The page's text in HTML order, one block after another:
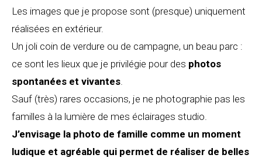
Les images que je propose sont (presque) uniquement
réalisées en extérieur.
Un joli coin de verdure ou de campagne, un beau parc :
ce sont les lieux que je privilégie pour des photos
spontanées et vivantes
Sauf (très) rares occasions, je ne photographie pas les
familles à la lumière de mes éclairages studio.
J’envisage la photo de famille comme un moment
ludique et agréable qui permet de réaliser de belles